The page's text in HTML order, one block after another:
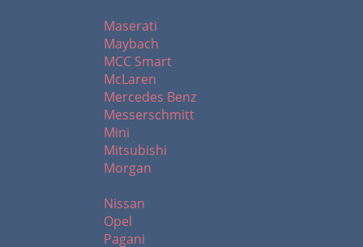
Maserati
Maybach
MCC Smart
McLaren
Mercedes Benz
Messerschmitt
Mini
Mitsubishi
Morgan
Nissan
Opel
Pagani